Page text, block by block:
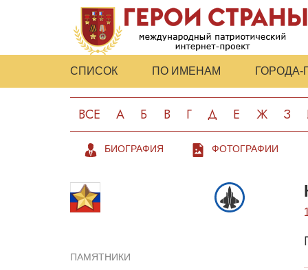
СПИСОК ПО ИМЕНАМ ГОРОДА-
ВСЕ А Б В Г Д Е Ж З
БИОГРАФИЯ ФОТОГРАФИИ
ПАМЯТНИКИ